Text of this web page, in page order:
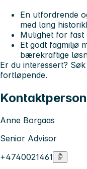
En utfordrende
med lang
Mulighet for fast
Et godt fagmiljø
bærekraftige
Er du interessert?
fortløpende.
Anne Borgaas
Senior Advisor
+4740021461